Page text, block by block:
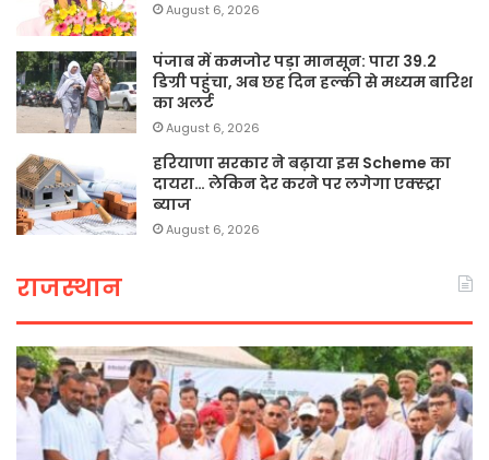
August 6, 2026
पंजाब में कमजोर पड़ा मानसून: पारा 39.2
डिग्री पहुंचा, अब छह दिन हल्की से मध्यम बारिश
का अलर्ट
August 6, 2026
हरियाणा सरकार ने बढ़ाया इस Scheme का
दायरा… लेकिन देर करने पर लगेगा एक्स्ट्रा
ब्याज
August 6, 2026
राजस्थान